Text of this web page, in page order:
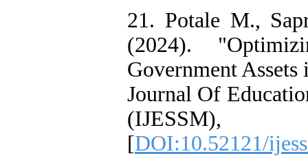
21. Potale M.,
(2024).
Government
Journal Of
[DOI:10.52121/